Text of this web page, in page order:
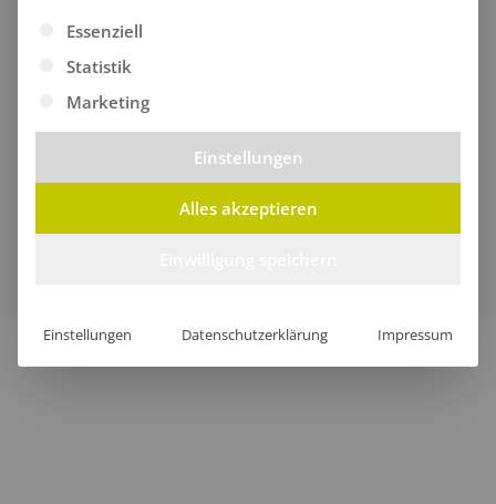
Verkauf nur an Unternehmer, Gewerbetreibende,
Freiberufler und öffentliche Institutionen, nicht jedoch an
Es folgt eine Liste der Service-Gruppen, für die eine
Essenziell
Statistik
Marketing
Einstellungen
Alles akzeptieren
Einstellungen Datenschutzerklärung Impressum